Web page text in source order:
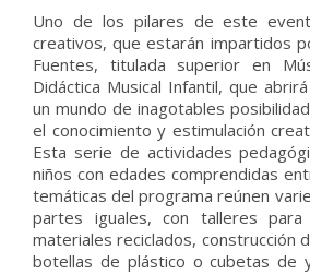
Uno de los pilares de este
creativos, que estarán impartidos
Fuentes, titulada superior en
Didáctica Musical Infantil, que
un mundo de inagotables
el conocimiento y estimulación
Esta serie de actividades
niños con edades comprendidas
temáticas del programa reúnen
partes iguales, con talleres para
materiales reciclados, construcción
botellas de plástico o cubetas de